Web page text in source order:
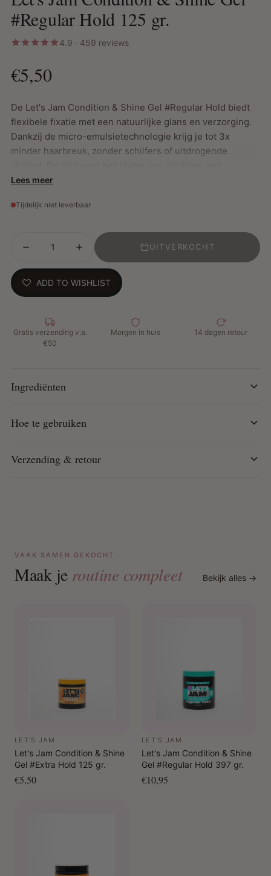
#Regular Hold 125 gr.
4.9 · 459 reviews
€5,50
De Let's Jam Condition & Shine Gel #Regular Hold biedt
flexibele fixatie met een natuurlijke glans en verzorging.
Dankzij de micro-emulsietechnologie krijg je tot 3x
minder haarbreuk, zonder schilfers of uitdrogende
controleren van pluis en het definiëren van edges, zonder
Regelmatige hold voor flexibele styling
Micro-emulsietechnologie voor glans en verzorging
Tot 3x minder haarbreuk
Geen wax, geen schilfers, geen uitdrogende alcohol
Hoe te gebruiken:
Werk door het haar en style zoals gewenst. Vermijd
Lees meer
Tijdelijk niet leverbaar
UITVERKOCHT
ADD TO WISHLIST
Gratis verzending v.a.
€50
Morgen in huis 14 dagen retour
Ingrediënten
Hoe te gebruiken
Verzending & retour
VAAK SAMEN GEKOCHT
Maak je routine compleet Bekijk alles →
LET'S JAM
Let's Jam Condition & Shine
Gel #Extra Hold 125 gr.
€5,50
LET'S JAM
Let's Jam Condition & Shine
Gel #Regular Hold 397 gr.
€10,95